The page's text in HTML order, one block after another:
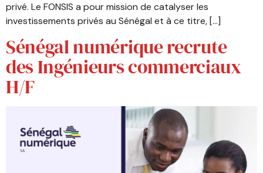
privé. Le FONSIS a pour mission de catalyser les
investissements privés au Sénégal et à ce titre, […]
Sénégal numérique recrute
des Ingénieurs commerciaux
H/F